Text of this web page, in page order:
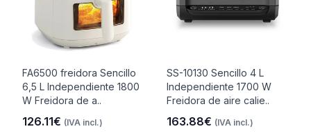
FA6500 freidora Sencillo
6,5 L Independiente 1800
W Freidora de a..
126.11€ (IVA incl.)
SS-10130 Sencillo 4 L
Independiente 1700 W
Freidora de aire calie..
163.88€ (IVA incl.)